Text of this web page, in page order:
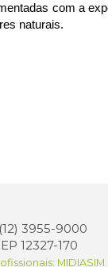
com a
naturais.
3955-9000
12327-170
MIDIASIM